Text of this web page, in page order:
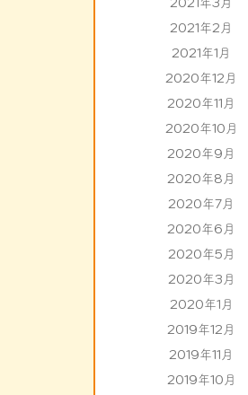
2021年2月
2021年1月
2020年12月
2020年11月
2020年10月
2020年9月
2020年8月
2020年7月
2020年6月
2020年5月
2020年3月
2020年1月
2019年12月
2019年11月
2019年10月